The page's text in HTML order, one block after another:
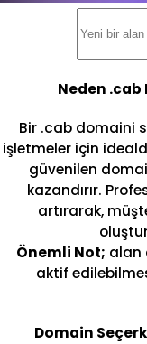
Neden
Bir .cab domaini
işletmeler için
güvenilen
kazandırır.
artırarak,
Önemli Not; alan
aktif
Domain